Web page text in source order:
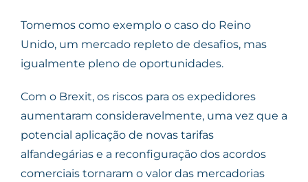
Tomemos como exemplo o caso do Reino
Unido, um mercado repleto de desafios, mas
igualmente pleno de oportunidades.
Com o Brexit, os riscos para os expedidores
aumentaram consideravelmente, uma vez que a
potencial aplicação de novas tarifas
alfandegárias e a reconfiguração dos acordos
comerciais tornaram o valor das mercadorias